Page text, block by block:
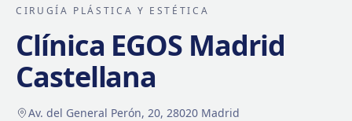
CIRUGÍA PLÁSTICA Y ESTÉTICA
Clínica EGOS Madrid
Castellana
Av. del General Perón, 20, 28020 Madrid